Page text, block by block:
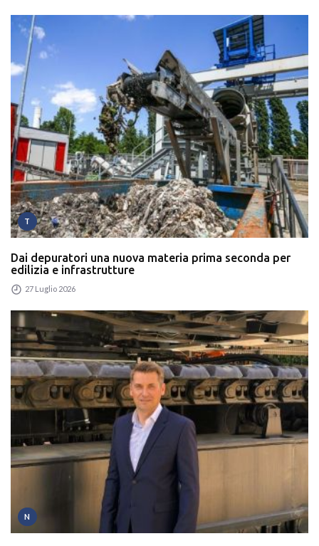
T
Dai depuratori una nuova materia prima seconda per
edilizia e infrastrutture
27 Luglio 2026
N